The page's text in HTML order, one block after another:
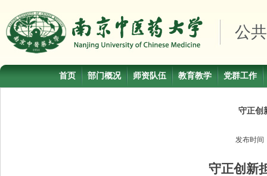
公
首页 部门概况 师资队伍 教育教学 党群工作
守正创
发布时
守正创新